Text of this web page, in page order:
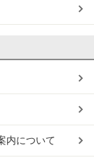
内について